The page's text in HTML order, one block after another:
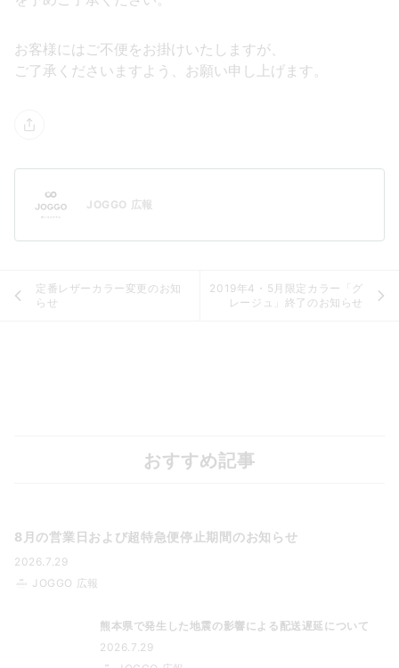
お客様にはご不便をお掛けいたしますが、
ご了承くださいますよう、お願い申し上げます。
JOGGO 広報
定番レザーカラー変更のお知
らせ
2019年4・5月限定カラー「グ
レージュ」終了のお知らせ
おすすめ記事
8月の営業日および超特急便停止期間のお知らせ
2026.7.29
JOGGO 広報
熊本県で発生した地震の影響による配送遅延について
2026.7.29